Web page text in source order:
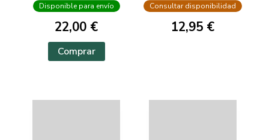
Disponible para envío
22,00 €
Comprar
Consultar disponibilidad
12,95 €